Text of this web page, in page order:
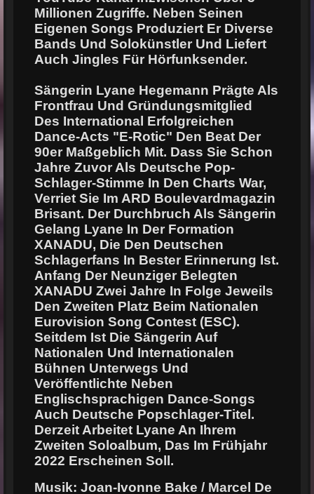
Millionen Zugriffe. Neben Seinen
Eigenen Songs Produziert Er Diverse
Bands Und Solokünstler Und Liefert
Auch Jingles Für Hörfunksender.
Sängerin Lyane Hegemann Prägte Als
Frontfrau Und Gründungsmitglied
Des International Erfolgreichen
Dance-Acts "E-Rotic" Den Beat Der
90er Maßgeblich Mit. Dass Sie Schon
Jahre Zuvor Als Deutsche Pop-
Schlager-Stimme In Den Charts War,
Verriet Sie Im ARD Boulevardmagazin
Brisant. Der Durchbruch Als Sängerin
Gelang Lyane In Der Formation
XANADU, Die Den Deutschen
Schlagerfans In Bester Erinnerung Ist.
Anfang Der Neunziger Belegten
XANADU Zwei Jahre In Folge Jeweils
Den Zweiten Platz Beim Nationalen
Eurovision Song Contest (ESC).
Seitdem Ist Die Sängerin Auf
Nationalen Und Internationalen
Bühnen Unterwegs Und
Veröffentlichte Neben
Englischsprachigen Dance-Songs
Auch Deutsche Popschlager-Titel.
Derzeit Arbeitet Lyane An Ihrem
Zweiten Soloalbum, Das Im Frühjahr
2022 Erscheinen Soll.
Musik: Joan-Ivonne Bake / Marcel De